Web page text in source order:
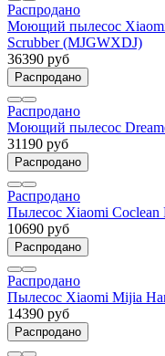
Распродано
Моющий пылесос Xiaomi
Scrubber (MJGWXDJ)
36390 руб
Распродано
Распродано
Моющий пылесос
31190 руб
Распродано
Распродано
Пылесос Xiaomi Coclean
10690 руб
Распродано
Распродано
Пылесос Xiaomi Mijia
14390 руб
Распродано